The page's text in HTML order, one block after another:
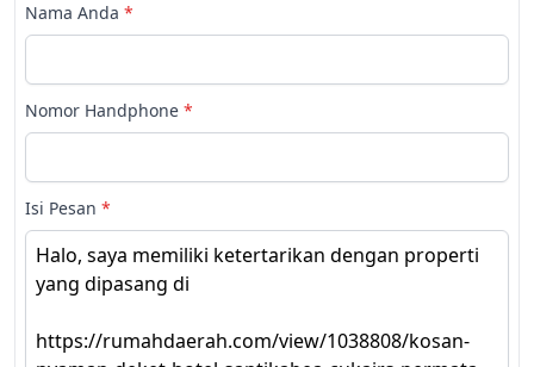
Nama Anda *
Nomor Handphone *
Isi Pesan *